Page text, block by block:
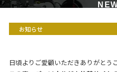
お知らせ
日頃よりご愛顧いただきありがとう